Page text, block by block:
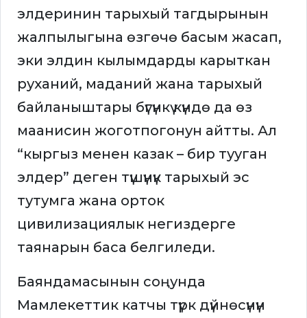
элдеринин тарыхый тагдырынын
жалпылыгына өзгөчө басым жасап,
эки элдин кылымдарды карыткан
руханий, маданий жана тарыхый
байланыштары бүгүнкү күндө да өз
маанисин жоготпогонун айтты. Ал
“кыргыз менен казак – бир тууган
элдер” деген түшүнүк тарыхый эс
тутумга жана орток
цивилизациялык негиздерге
таянарын баса белгиледи.
Баяндамасынын соңунда
Мамлекеттик катчы түрк дүйнөсүнүн